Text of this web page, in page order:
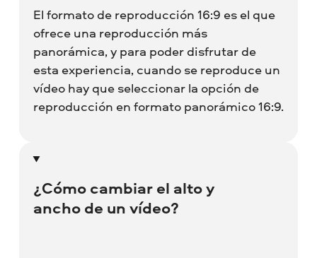
El formato de reproducción 16:9 es el que
ofrece una reproducción más
panorámica, y para poder disfrutar de
esta experiencia, cuando se reproduce un
vídeo hay que seleccionar la opción de
reproducción en formato panorámico 16:9.
¿Cómo cambiar el alto y
ancho de un vídeo?